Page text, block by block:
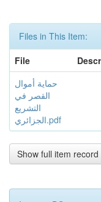
Files in This Item:
File
حماية أموال
القصر في
التشريع
الجزائري.pdf
Show full item record